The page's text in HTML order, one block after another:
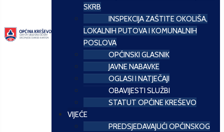
SKRB
INSPEKCIJA ZAŠTITE OKOLIŠA,
LOKALNIH PUTOVA I KOMUNALNIH
POSLOVA
OPĆINSKI GLASNIK
JAVNE NABAVKE
OGLASI I NATJEČAJI
OBAVIJESTI SLUŽBI
STATUT OPĆINE KREŠEVO
VIJEĆE
PREDSJEDAVAJUĆI OPĆINSKOG